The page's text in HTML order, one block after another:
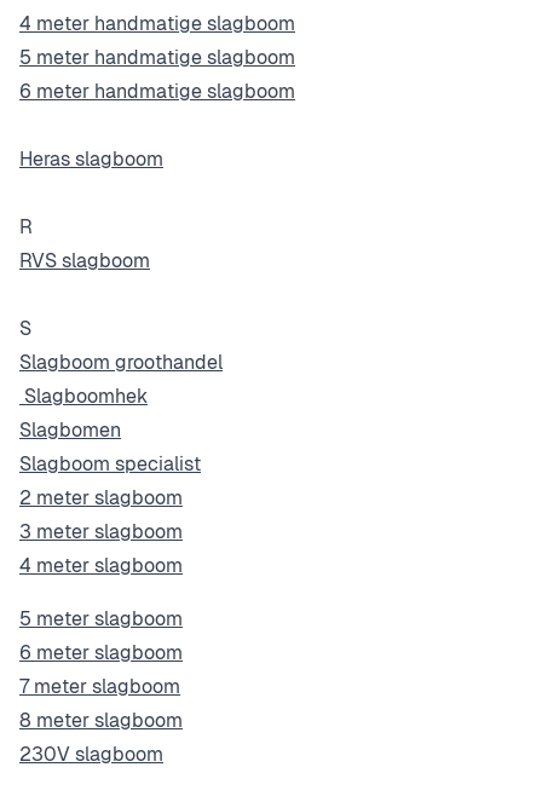
4 meter handmatige slagboom
5 meter handmatige slagboom
6 meter handmatige slagboom
Heras slagboom
R
RVS slagboom
S
Slagboom groothandel
Slagboomhek
Slagbomen
Slagboom specialist
2 meter slagboom
3 meter slagboom
4 meter slagboom
5 meter slagboom
6 meter slagboom
7 meter slagboom
8 meter slagboom
230V slagboom